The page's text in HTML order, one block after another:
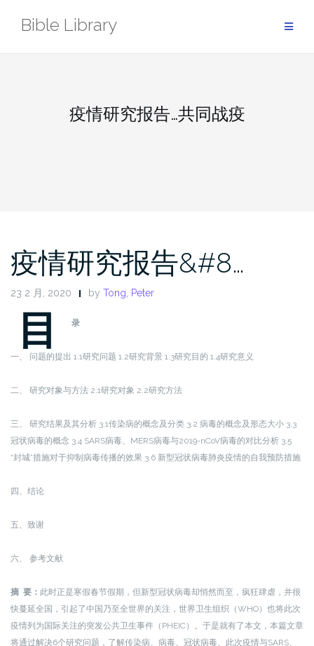
Bible Library
疫情研究报告…共同战疫
疫情研究报告&#8…
23 2 月, 2020 by Tong, Peter
目 录
一、 问题的提出 1.1研究问题 1.2研究背景 1.3研究目的 1.4研究意义
二、 研究对象与方法 2.1研究对象 2.2研究方法
三、 研究结果及其分析 3.1传染病的概念及分类 3.2 病毒的概念及形态大小 3.3
冠状病毒的概念 3.4 SARS病毒、MERS病毒与2019-nCoV病毒的对比分析 3.5
“封城”措施对于抑制病毒传播的效果 3.6 新型冠状病毒肺炎疫情的自我预防措施
四、结论
五、致谢
六、 参考文献
摘 要： 此时正是寒假春节假期，但新型冠状病毒却悄然而至，疯狂肆虐，并很
快蔓延全国，引起了中国乃至全世界的关注，世界卫生组织（WHO）也将此次
疫情列为国际关注的突发公共卫生事件（PHEIC）。于是就有了本文，本篇文章
将通过解决6个研究问题，了解传染病、病毒、冠状病毒、此次疫情与SARS、